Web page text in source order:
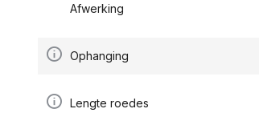
Afwerking
Ophanging
Lengte roedes